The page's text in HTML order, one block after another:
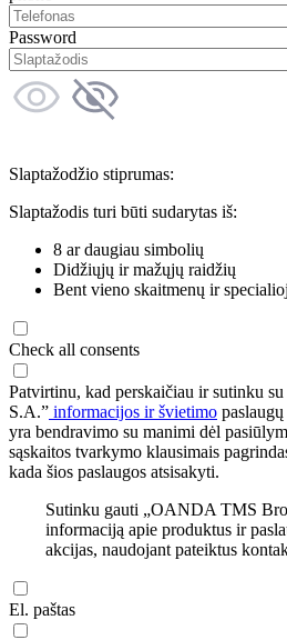
Password
Slaptažodžio stiprumas:
Slaptažodis turi būti sudarytas iš:
8 ar daugiau simbolių
Didžiųjų ir mažųjų raidžių
Bent vieno skaitmenų ir
Check all consents
Patvirtinu, kad perskaičiau ir sutinku
S.A.” informacijos ir švietimo
yra bendravimo su manimi dėl
sąskaitos tvarkymo klausimais
kada šios paslaugos atsisakyti.
Sutinku gauti „OANDA TMS
informaciją apie produktus ir
akcijas, naudojant pateiktus
El. paštas